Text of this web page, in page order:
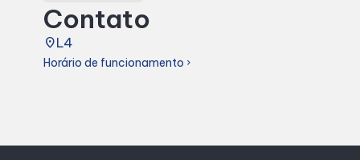
Contato
placeL4
Horário de funcionamento chevron_right